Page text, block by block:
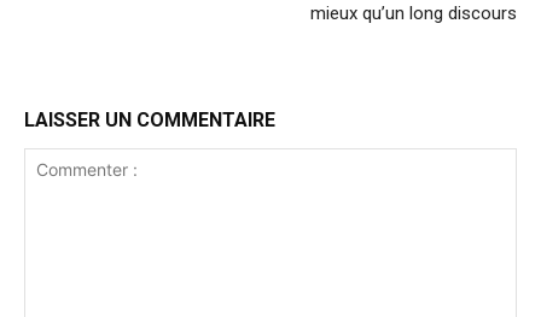
mieux qu’un long discours
LAISSER UN COMMENTAIRE